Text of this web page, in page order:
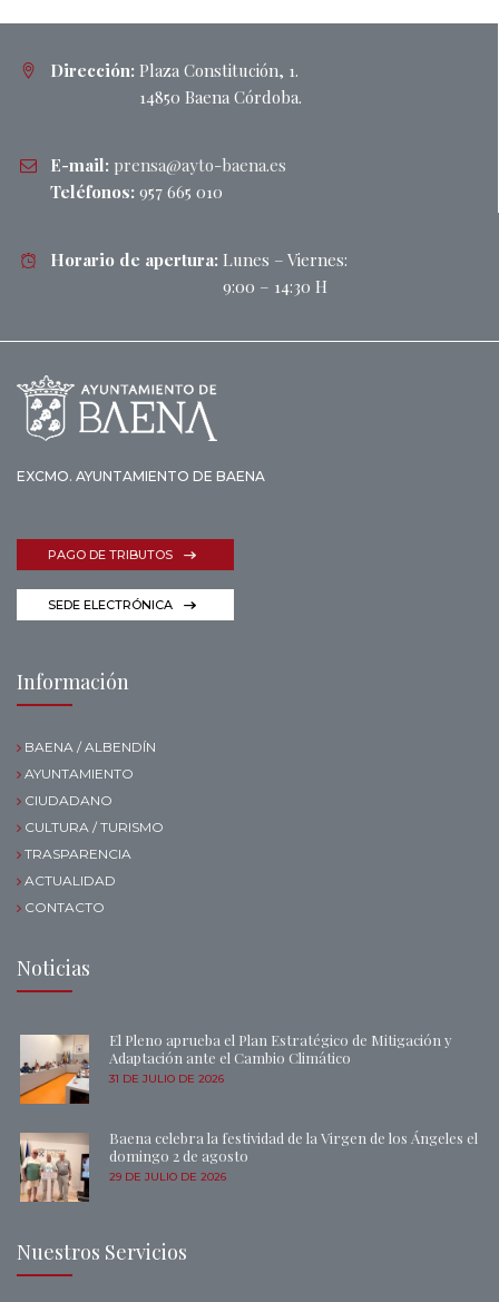
Dirección: Plaza Constitución, 1.
14850 Baena Córdoba.
E-mail: prensa@ayto-baena.es
Teléfonos: 957 665 010
Horario de apertura: Lunes – Viernes:
9:00 – 14:30 H
EXCMO. AYUNTAMIENTO DE BAENA
PAGO DE TRIBUTOS
SEDE ELECTRÓNICA
Información
BAENA / ALBENDÍN
AYUNTAMIENTO
CIUDADANO
CULTURA / TURISMO
TRASPARENCIA
ACTUALIDAD
CONTACTO
Noticias
El Pleno aprueba el Plan Estratégico de Mitigación y
Adaptación ante el Cambio Climático
31 DE JULIO DE 2026
Baena celebra la festividad de la Virgen de los Ángeles el
domingo 2 de agosto
29 DE JULIO DE 2026
Nuestros Servicios